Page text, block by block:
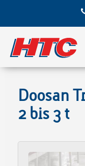
Doosan
2 bis 3 t